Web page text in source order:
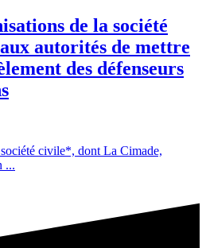
de la société
autorités de mettre
des défenseurs
civile*, dont La Cimade,
...